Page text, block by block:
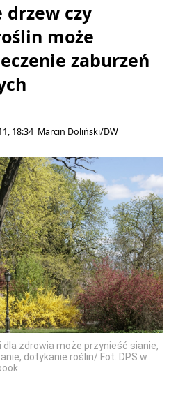
czy
może
zaburzeń
18:34 Marcin Doliński/DW
dla zdrowia może przynieść sianie,
dotykanie roślin/ Fot. DPS w